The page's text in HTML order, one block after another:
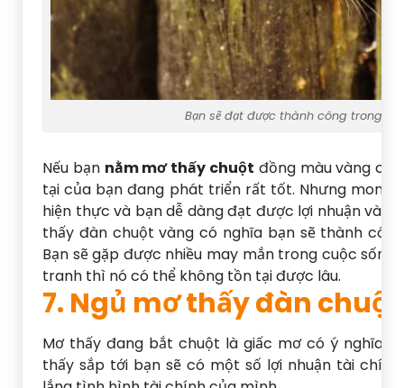
Bạn sẽ đạt được thành công trong sự
Nếu bạn nằm mơ thấy chuột đồng màu vàng
tại của bạn đang phát triển rất tốt. Nhưng mong
hiện thực và bạn dễ dàng đạt được lợi nhuận và
thấy đàn chuột vàng có nghĩa bạn sẽ thành
Bạn sẽ gặp được nhiều may mắn trong cuộc
tranh thì nó có thể không tồn tại được lâu.
7. Ngủ mơ thấy đàn chuột
Mơ thấy đang bắt chuột là giấc mơ có ý nghĩa
thấy sắp tới bạn sẽ có một số lợi nhuận tài